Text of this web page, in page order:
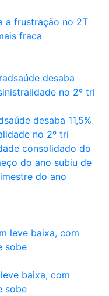
a frustração no 2T
fraca
desaba 11,5%
no 2º tri
consolidado do
do ano subiu de
do ano
baixa, com
sobe